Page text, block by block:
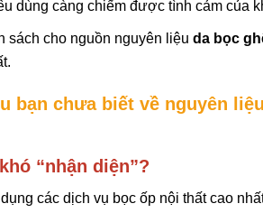
dùng càng chiếm được tình cảm của
sách cho nguồn nguyên liệu da bọc
bạn chưa biết về nguyên
“nhận diện”?
các dịch vụ bọc ốp nội thất cao
2019